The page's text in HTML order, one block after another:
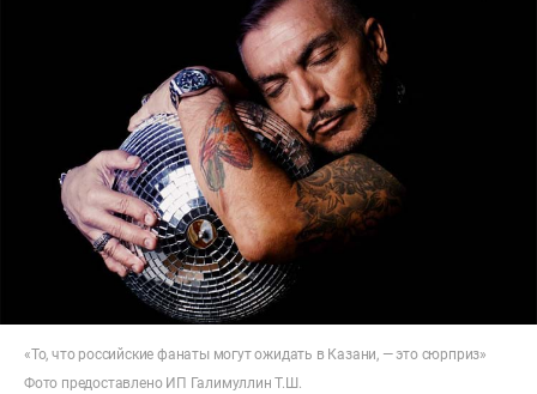
«То, что российские фанаты могут ожидать в Казани, — это сюрприз»
Фото предоставлено ИП Галимуллин Т.Ш.